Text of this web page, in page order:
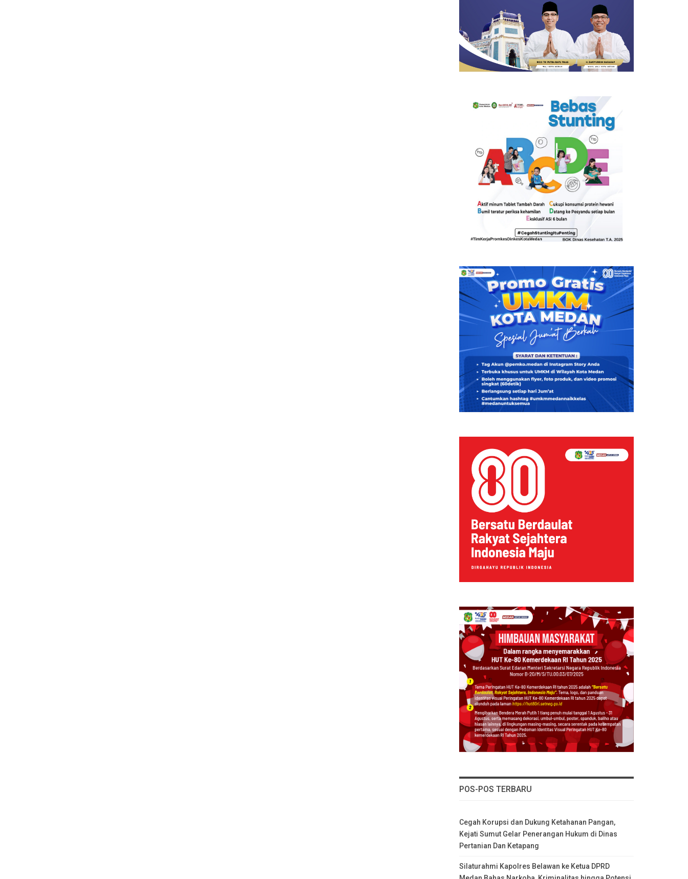
POS-POS TERBARU
Cegah Korupsi dan Dukung Ketahanan Pangan,
Kejati Sumut Gelar Penerangan Hukum di Dinas
Pertanian Dan Ketapang
Silaturahmi Kapolres Belawan ke Ketua DPRD